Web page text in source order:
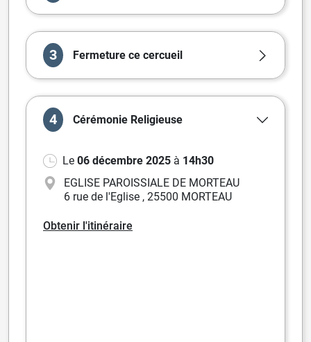
3 Fermeture ce cercueil
4 Cérémonie Religieuse
Le 06 décembre 2025 à 14h30
EGLISE PAROISSIALE DE MORTEAU
6 rue de l'Eglise , 25500 MORTEAU
Obtenir l'itinéraire